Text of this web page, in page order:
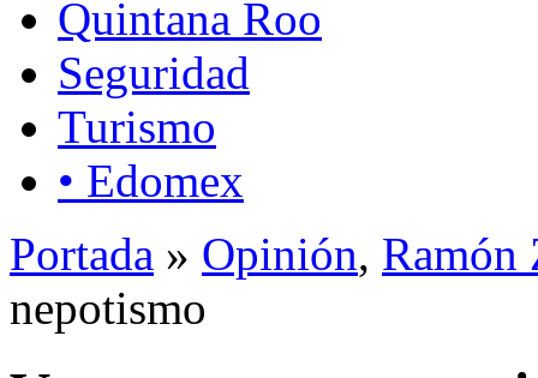
Quintana Roo
Seguridad
Turismo
• Edomex
Portada » Opinión, Ramón
nepotismo